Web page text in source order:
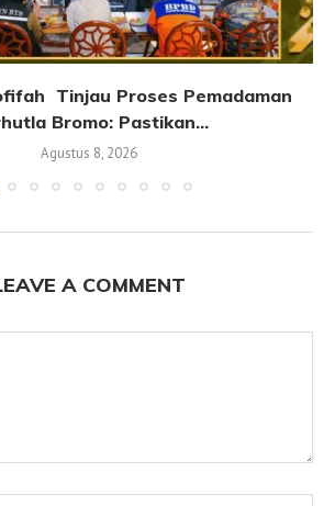
Tinjau Proses Pemadaman
Bromo: Pastikan...
Agustus 8, 2026
A COMMENT